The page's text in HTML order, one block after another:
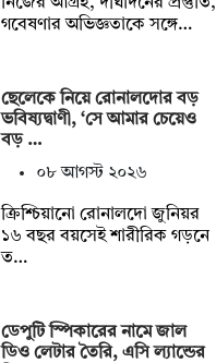
গবেষণার অভিজ্ঞতাকে সঙ্গে…
ছেলেকে নিয়ে রোনালদোর বড়
ভবিষ্যদ্বাণী, ‘সে আমার চেয়েও
বড় …
০৮ আগস্ট ২০২৬
ক্রিশ্চিয়ানো রোনালদো জুনিয়র
১৬ বছর বয়সেই শারীরিক গড়নে
ত…
ডেপুটি স্পিকারের নামে জাল
ডিও লেটার তৈরি, এসি ল্যান্ডের